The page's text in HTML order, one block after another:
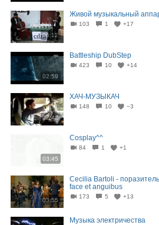
06:12
Живой музыкальный
103 1 +17
02:59
Battleship DubStep
423 10 +14
02:42
ХАЧ-МУЗЫКАЧ
148 10 −3
03:45
Cosplay^^
84 1 +1
03:55
Cecilia Bartoli -
face et anguibus
173 5 +13
Музыка электричества